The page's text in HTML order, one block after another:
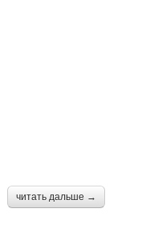
читать дальше →